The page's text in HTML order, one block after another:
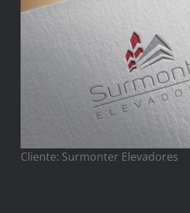
Cliente: Surmonter Elevadores